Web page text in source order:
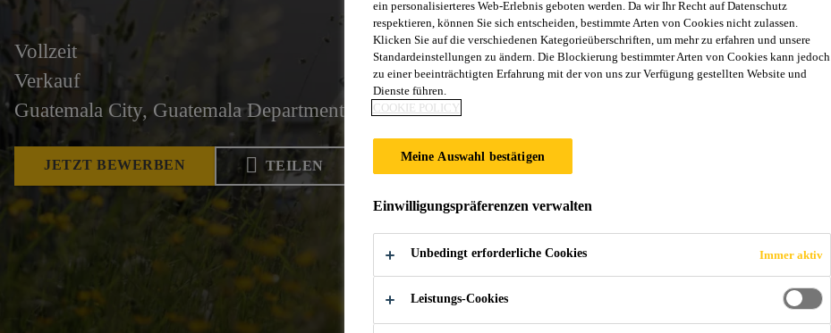
Vollzeit
Verkauf
Guatemala City, Guatemala Department, Guatemala
JETZT BEWERBEN TEILEN
ein personalisierteres Web-Erlebnis geboten werden. Da wir Ihr Recht auf Datenschutz
respektieren, können Sie sich entscheiden, bestimmte Arten von Cookies nicht zulassen.
Klicken Sie auf die verschiedenen Kategorieüberschriften, um mehr zu erfahren und unsere
Standardeinstellungen zu ändern. Die Blockierung bestimmter Arten von Cookies kann jedoch
zu einer beeinträchtigten Erfahrung mit der von uns zur Verfügung gestellten Website und
Dienste führen.
COOKIE POLICY
Meine Auswahl bestätigen
Einwilligungspräferenzen verwalten
Unbedingt erforderliche Cookies Immer aktiv
Leistungs-Cookies